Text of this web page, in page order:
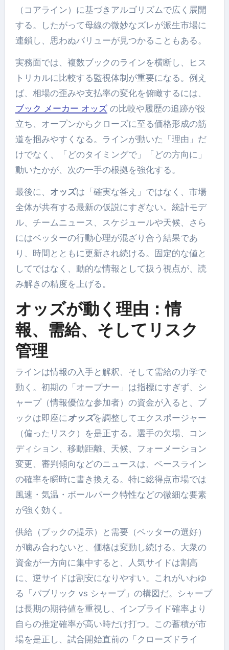
（コアライン）に基づきアルゴリズムで広く展開
する。したがって母線の微妙なズレが派生市場に
連鎖し、思わぬバリューが見つかることもある。
実務面では、複数ブックのラインを横断し、ヒス
トリカルに比較する監視体制が重要になる。例え
ば、相場の歪みや支払率の変化を俯瞰するには、
ブック メーカー オッズの比較や履歴の追跡が役
立ち、オープンからクローズに至る価格形成の筋
道を掴みやすくなる。ラインが動いた「理由」だ
けでなく、「どのタイミングで」「どの方向に」
動いたかが、次の一手の根拠を強化する。
最後に、 オッズは「確実な答え」ではなく、市場
全体が共有する最新の仮説にすぎない。統計モデ
ル、チームニュース、スケジュールや天候、さら
にはベッターの行動心理が混ざり合う結果であ
り、時間とともに更新され続ける。固定的な値と
してではなく、動的な情報として扱う視点が、読
み解きの精度を上げる。
オッズが動く理由：情
報、需給、そしてリスク
管理
ラインは情報の入手と解釈、そして需給の力学で
動く。初期の「オープナー」は指標にすぎず、シ
ャープ（情報優位な参加者）の資金が入ると、ブ
ックは即座にオッズを調整してエクスポージャー
（偏ったリスク）を是正する。選手の欠場、コン
ディション、移動距離、天候、フォーメーション
変更、審判傾向などのニュースは、ベースライン
の確率を瞬時に書き換える。特に総得点市場では
風速・気温・ボールパーク特性などの微細な要素
が強く効く。
供給（ブックの提示）と需要（ベッターの選好）
が噛み合わないと、価格は変動し続ける。大衆の
資金が一方向に集中すると、人気サイドは割高
に、逆サイドは割安になりやすい。これがいわゆ
る「パブリック vs シャープ」の構図だ。シャープ
は長期の期待値を重視し、インプライド確率より
自らの推定確率が高い時だけ打つ。この蓄積が市
場を是正し、試合開始直前の「クローズドライ